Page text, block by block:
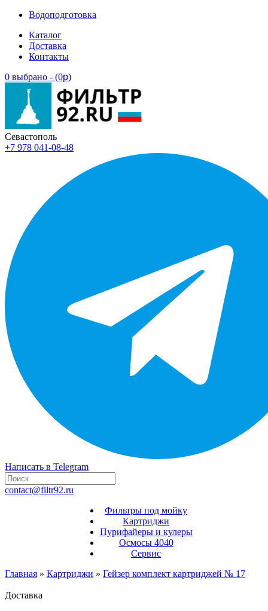
Водоподготовка
Каталог
Доставка
Контакты
0 выбрано - (0p)
Севастополь
+7 978 041-08-48
Написать в Telegram
contact@filtr92.ru
Фильтры под мойку
Картриджи
Пурифайеры и кулеры
Осмосы 4040
Сервис
Главная » Картриджи » Гейзер комплект картриджей № 17
Доставка